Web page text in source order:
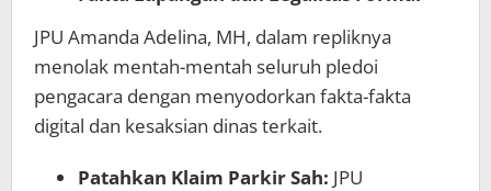
JPU Amanda Adelina, MH, dalam repliknya
menolak mentah-mentah seluruh pledoi
pengacara dengan menyodorkan fakta-fakta
digital dan kesaksian dinas terkait.
Patahkan Klaim Parkir Sah: JPU